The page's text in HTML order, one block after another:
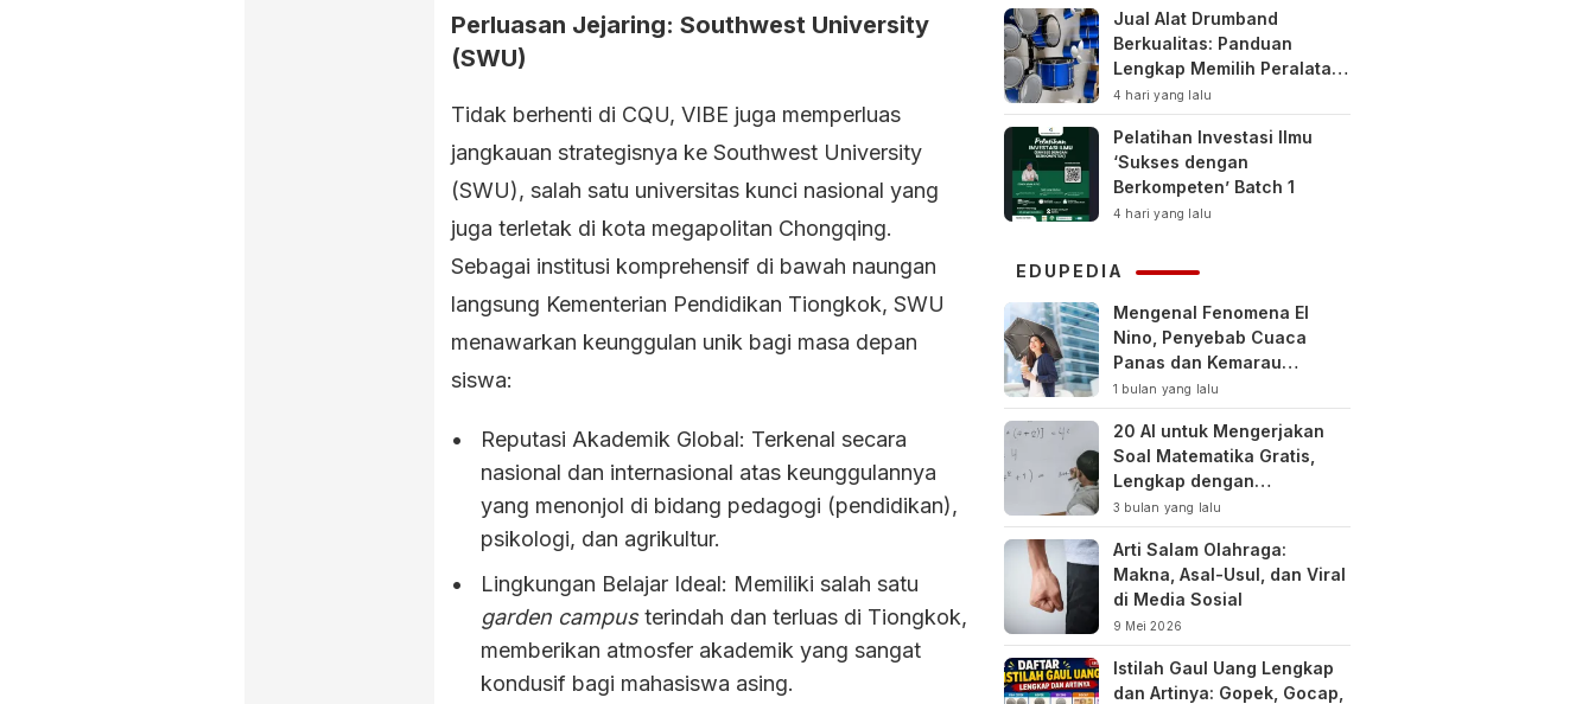
Perluasan Jejaring: Southwest University
(SWU)
Tidak berhenti di CQU, VIBE juga memperluas
jangkauan strategisnya ke Southwest University
(SWU), salah satu universitas kunci nasional yang
juga terletak di kota megapolitan Chongqing.
Sebagai institusi komprehensif di bawah naungan
langsung Kementerian Pendidikan Tiongkok, SWU
menawarkan keunggulan unik bagi masa depan
siswa:
Reputasi Akademik Global: Terkenal secara
nasional dan internasional atas keunggulannya
yang menonjol di bidang pedagogi (pendidikan),
psikologi, dan agrikultur.
Lingkungan Belajar Ideal: Memiliki salah satu
garden campusterindah dan terluas di Tiongkok,
memberikan atmosfer akademik yang sangat
kondusif bagi mahasiswa asing.
Jual Alat Drumband
Berkualitas: Panduan
Lengkap Memilih Peralatan
Drumband Terbaik untuk
Sekolah, Instansi, dan
Komunitas
4 hari yang lalu
Pelatihan Investasi Ilmu
‘Sukses dengan
Berkompeten’ Batch 1
4 hari yang lalu
EDUPEDIA
Mengenal Fenomena El
Nino, Penyebab Cuaca
Panas dan Kemarau
Panjang
1 bulan yang lalu
20 AI untuk Mengerjakan
Soal Matematika Gratis,
Lengkap dengan
Pembahasan
3 bulan yang lalu
Arti Salam Olahraga:
Makna, Asal-Usul, dan Viral
di Media Sosial
9 Mei 2026
Istilah Gaul Uang Lengkap
dan Artinya: Gopek, Gocap,